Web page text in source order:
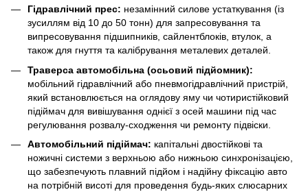
Гідравлічний прес: незамінний силове устаткування (із
зусиллям від 10 до 50 тонн) для запресовування та
випресовування підшипників, сайлентблоків, втулок, а
також для гнуття та калібрування металевих деталей.
Траверса автомобільна (осьовий підйомник):
мобільний гідравлічний або пневмогідравлічний пристрій,
який встановлюється на оглядову яму чи чотиристійковий
підіймач для вивішування однієї з осей машини під час
регулювання розвалу-сходження чи ремонту підвіски.
Автомобільний підіймач: капітальні двостійкові та
ножичні системи з верхньою або нижньою синхронізацією,
що забезпечують плавний підйом і надійну фіксацію авто
на потрібній висоті для проведення будь-яких слюсарних